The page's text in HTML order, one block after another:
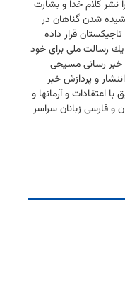
نشر كلام خدا و بشارت
شدن گناهان در
قرار داده
یك رسالت ملی برای خود
خبر رسانی مسیحی
و پردازش خبر
اعتقادات و آرمانها و
و فارسی زبانان سراسر